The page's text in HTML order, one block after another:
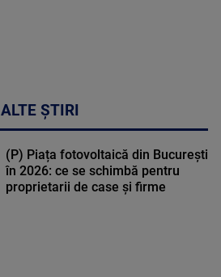
ALTE ȘTIRI
(P) Piața fotovoltaică din București
în 2026: ce se schimbă pentru
proprietarii de case și firme